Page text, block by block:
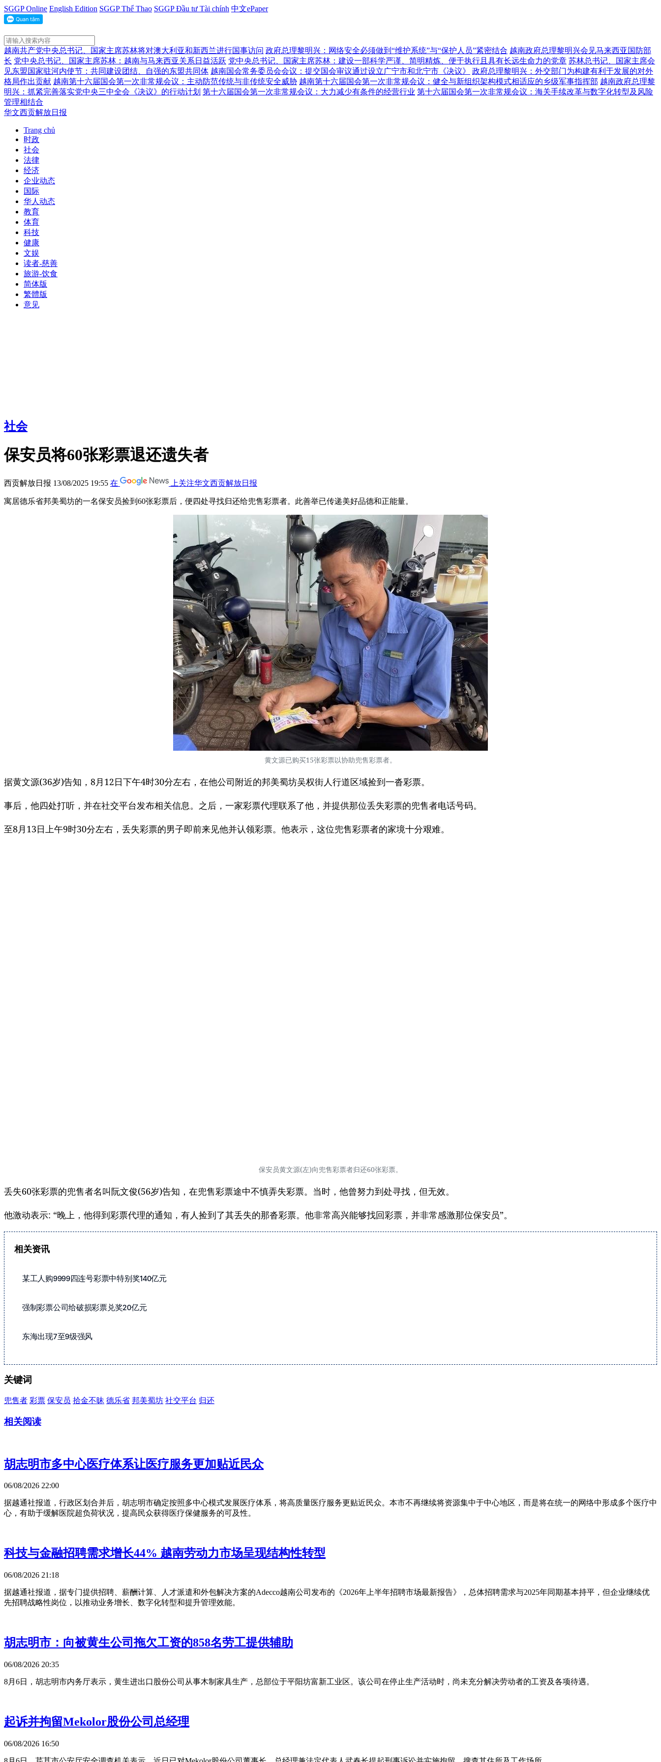
SGGP Online English Edition SGGP Thể Thao SGGP Đầu tư Tài chính 中文ePaper
越南共产党中央总书记、国家主席苏林将对澳大利亚和新西兰进行国事访问 政府总理黎明兴：网络安全必须做到“维护系统”与“保护人员”紧密结合 越南政府总理黎明兴会见马来西亚国防部
长 党中央总书记、国家主席苏林：越南与马来西亚关系日益活跃 党中央总书记、国家主席苏林：建设一部科学严谨、简明精炼、便于执行且具有长远生命力的党章 苏林总书记、国家主席会
见东盟国家驻河内使节：共同建设团结、自强的东盟共同体 越南国会常务委员会会议：提交国会审议通过设立广宁市和北宁市《决议》
政府总理黎明兴：外交部门为构建有利于发展的对外
格局作出贡献 越南第十六届国会第一次非常规会议：主动防范传统与非传统安全威胁 越南第十六届国会第一次非常规会议：健全与新组织架构模式相适应的乡级军事指挥部 越南政府总理黎
明兴：抓紧完善落实党中央三中全会《决议》的行动计划 第十六届国会第一次非常规会议：大力减少有条件的经营行业 第十六届国会第一次非常规会议：海关手续改革与数字化转型及风险
管理相结合
华文西贡解放日报
Trang chủ
时政
社会
法律
经济
企业动态
国际
华人动态
教育
体育
科技
健康
文娱
读者-慈善
旅游-饮食
简体版
繁體版
意见
社会
保安员将60张彩票退还遗失者
西贡解放日报 13/08/2025 19:55 在 上关注华文西贡解放日报
寓居德乐省邦美蜀坊的一名保安员捡到60张彩票后，便四处寻找归还给兜售彩票者。此善举已传递美好品德和正能量。
黄文源已购买15张彩票以协助兜售彩票者。
据黄文源(36岁)告知，8月12日下午4时30分左右，在他公司附近的邦美蜀坊吴权街人行道区域捡到一沓彩票。
事后，他四处打听，并在社交平台发布相关信息。之后，一家彩票代理联系了他，并提供那位丢失彩票的兜售者电话号码。
至8月13日上午9时30分左右，丢失彩票的男子即前来见他并认领彩票。他表示，这位兜售彩票者的家境十分艰难。
保安员黄文源(左)向兜售彩票者归还60张彩票。
丢失60张彩票的兜售者名叫阮文俊(56岁)告知，在兜售彩票途中不慎弄失彩票。当时，他曾努力到处寻找，但无效。
他激动表示: “晚上，他得到彩票代理的通知，有人捡到了其丢失的那沓彩票。他非常高兴能够找回彩票，并非常感激那位保安员”。
相关资讯
某工人购9999四连号彩票中特别奖140亿元
强制彩票公司给破损彩票兑奖20亿元
东海出现7至9级强风
关键词
兜售者 彩票 保安员 拾金不昧 德乐省 邦美蜀坊 社交平台 归还
相关阅读
胡志明市多中心医疗体系让医疗服务更加贴近民众
06/08/2026 22:00
据越通社报道，行政区划合并后，胡志明市确定按照多中心模式发展医疗体系，将高质量医疗服务更贴近民众。本市不再继续将资源集中于中心地区，而是将在统一的网络中形成多个医疗中
心，有助于缓解医院超负荷状况，提高民众获得医疗保健服务的可及性。
科技与金融招聘需求增长44% 越南劳动力市场呈现结构性转型
06/08/2026 21:18
据越通社报道，据专门提供招聘、薪酬计算、人才派遣和外包解决方案的Adecco越南公司发布的《2026年上半年招聘市场最新报告》，总体招聘需求与2025年同期基本持平，但企业继续优
先招聘战略性岗位，以推动业务增长、数字化转型和提升管理效能。
胡志明市：向被黄生公司拖欠工资的858名劳工提供辅助
06/08/2026 20:35
8月6日，胡志明市内务厅表示，黄生进出口股份公司从事木制家具生产，总部位于平阳坊富新工业区。该公司在停止生产活动时，尚未充分解决劳动者的工资及各项待遇。
起诉并拘留Mekolor股份公司总经理
06/08/2026 16:50